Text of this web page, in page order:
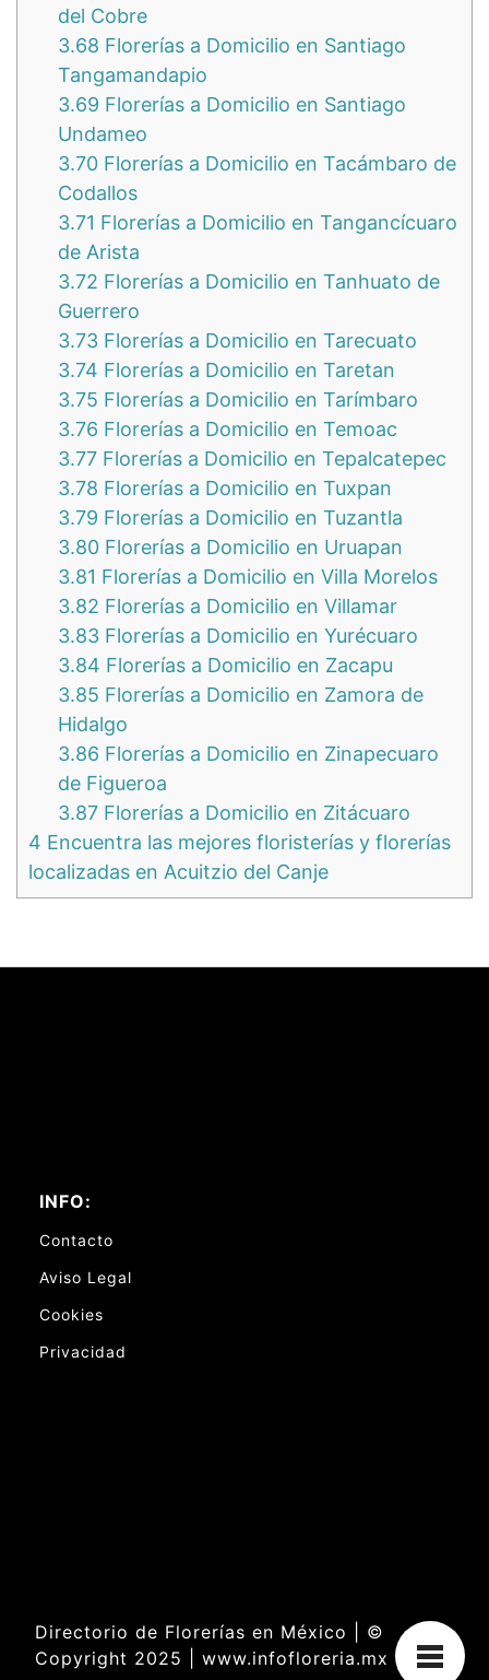
del Cobre
3.68 Florerías a Domicilio en Santiago
Tangamandapio
3.69 Florerías a Domicilio en Santiago
Undameo
3.70 Florerías a Domicilio en Tacámbaro de
Codallos
3.71 Florerías a Domicilio en Tangancícuaro
de Arista
3.72 Florerías a Domicilio en Tanhuato de
Guerrero
3.73 Florerías a Domicilio en Tarecuato
3.74 Florerías a Domicilio en Taretan
3.75 Florerías a Domicilio en Tarímbaro
3.76 Florerías a Domicilio en Temoac
3.77 Florerías a Domicilio en Tepalcatepec
3.78 Florerías a Domicilio en Tuxpan
3.79 Florerías a Domicilio en Tuzantla
3.80 Florerías a Domicilio en Uruapan
3.81 Florerías a Domicilio en Villa Morelos
3.82 Florerías a Domicilio en Villamar
3.83 Florerías a Domicilio en Yurécuaro
3.84 Florerías a Domicilio en Zacapu
3.85 Florerías a Domicilio en Zamora de
Hidalgo
3.86 Florerías a Domicilio en Zinapecuaro
de Figueroa
3.87 Florerías a Domicilio en Zitácuaro
4 Encuentra las mejores floristerías y florerías
localizadas en Acuitzio del Canje
INFO:
Contacto
Aviso Legal
Cookies
Privacidad
Directorio de Florerías en México | ©
Copyright 2025 | www.infofloreria.mx